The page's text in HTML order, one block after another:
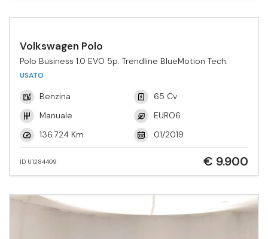
Volkswagen Polo
Polo Business 1.0 EVO 5p. Trendline BlueMotion Tech.
USATO
Benzina
65 Cv
Manuale
EURO6.
136.724 Km
01/2019
ID U1284409 € 9.900